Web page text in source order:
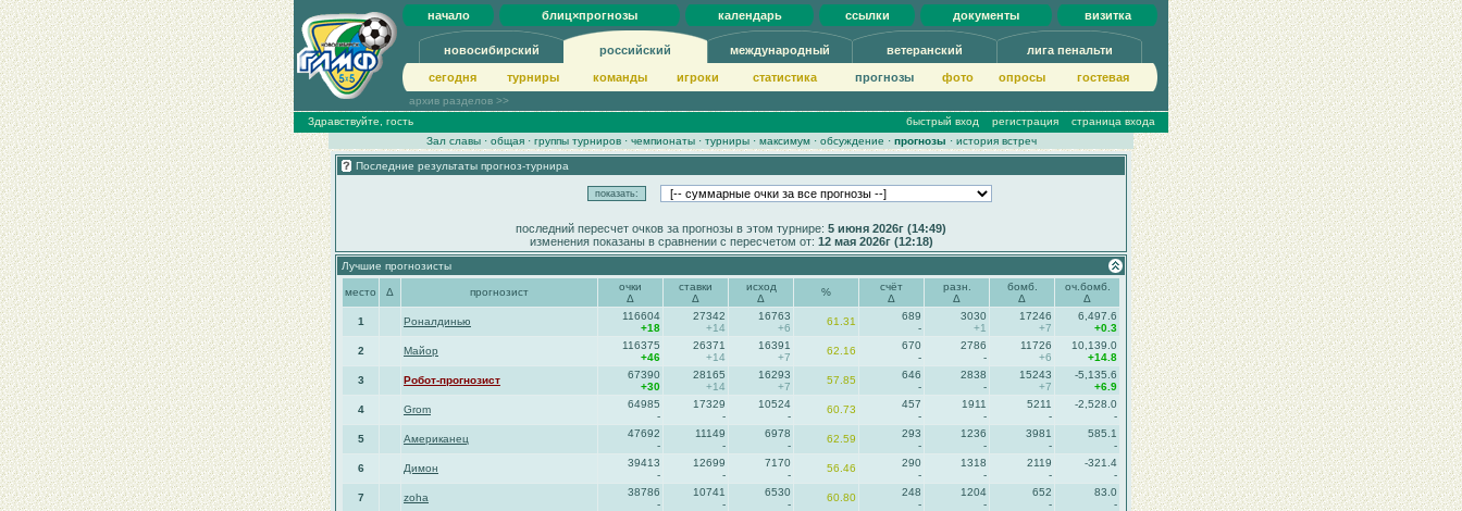
начало блиц×прогнозы календарь ссылки документы визитка
новосибирский российский международный ветеранский лига пенальти
сегодня турниры команды игроки статистика прогнозы фото опросы гoстeвая
архив разделов >>
Здравствуйте, гость
быстрый вход регистрация
страница входа
Зал славы· общая· группы турниров· чемпионаты· турниры· максимум· обсуждение · прогнозы · история встреч
Последние результаты прогноз-турнира
последний пересчет очков за прогнозы в этом турнире: 5 июня 2026г (14:49)
изменения показаны в сравнении с пересчетом от: 12 мая 2026г (12:18)
Лучшие прогнозисты
место Δ прогнозист
очки
Δ
ставки
Δ
исход
Δ
%
счёт
Δ
разн.
Δ
бомб.
Δ
оч.бомб.
Δ
1
Роналдинью
116604
+18
27342
+14
16763
+6
61.31
689
-
3030
+1
17246
+7
6,497.6
+0.3
2
Майор
116375
+46
26371
+14
16391
+7
62.16
670
-
2786
-
11726
+6
10,139.0
+14.8
3
Робот-прогнозист
67390
+30
28165
+14
16293
+7
57.85
646
-
2838
-
15243
+7
-5,135.6
+6.9
4
Grom
64985
-
17329
-
10524
-
60.73
457
-
1911
-
5211
-
-2,528.0
-
5
Американец
47692
-
11149
-
6978
-
62.59
293
-
1236
-
3981
-
585.1
-
6
Димон
39413
-
12699
-
7170
-
56.46
290
-
1318
-
2119
-
-321.4
-
7
zoha
38786
-
10741
-
6530
-
60.80
248
-
1204
-
652
-
83.0
-